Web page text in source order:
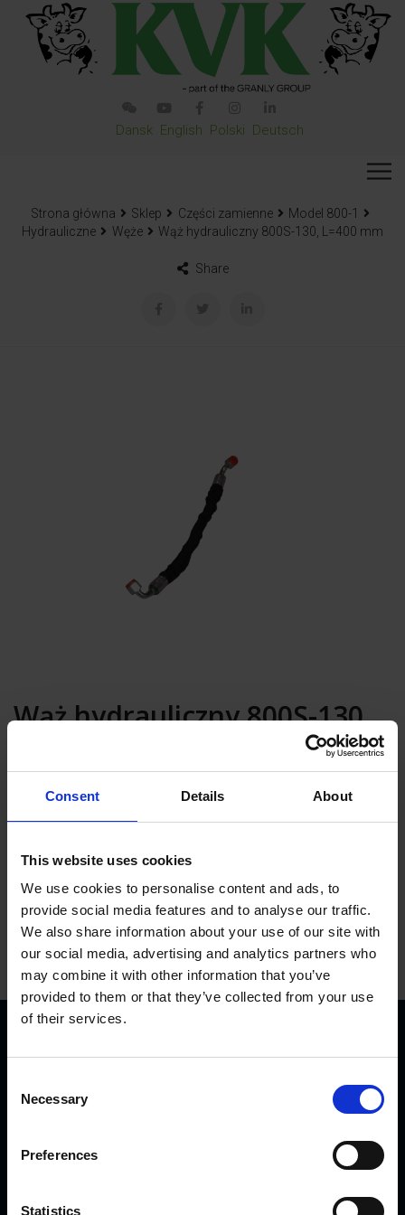
Consent Details About
This website uses cookies
We use cookies to personalise content and ads, to
provide social media features and to analyse our traffic.
We also share information about your use of our site with
our social media, advertising and analytics partners who
may combine it with other information that you’ve
provided to them or that they’ve collected from your use
of their services.
Necessary
Preferences
Statistics
Dansk English Polski Deutsch
Strona główna Sklep Części zamienne
Model 800-1
Hydrauliczne
Węże Wąż hydrauliczny 800S-130, L=400 mm
Share
Wąż hydrauliczny 800S-130,
Dodaj do koszyka
KVK Hydra Klov jest nowoczesną firmą zajmującą się
inżynierią i produkcją sprzętu do korekcji i pielęgnacji racic.
Produkty KVK można spotkać od północnej Norwegii i